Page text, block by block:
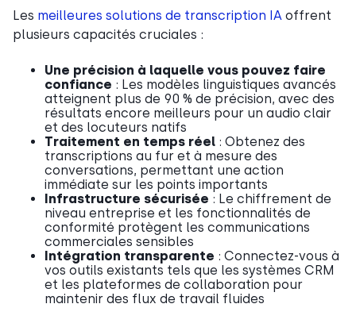
Les meilleures solutions de transcription IA offrent
plusieurs capacités cruciales :
Une précision à laquelle vous pouvez faire
confiance : Les modèles linguistiques avancés
atteignent plus de 90 % de précision, avec des
résultats encore meilleurs pour un audio clair
et des locuteurs natifs
Traitement en temps réel : Obtenez des
transcriptions au fur et à mesure des
conversations, permettant une action
immédiate sur les points importants
Infrastructure sécurisée : Le chiffrement de
niveau entreprise et les fonctionnalités de
conformité protègent les communications
commerciales sensibles
Intégration transparente : Connectez-vous à
vos outils existants tels que les systèmes CRM
et les plateformes de collaboration pour
maintenir des flux de travail fluides